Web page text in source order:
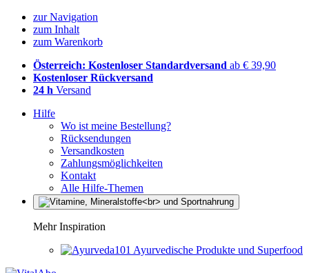
zur Navigation
zum Inhalt
zum Warenkorb
Österreich: Kostenloser Standardversand ab € 39,90
Kostenloser Rückversand
24 h Versand
Hilfe
Wo ist meine Bestellung?
Rücksendungen
Versandkosten
Zahlungsmöglichkeiten
Kontakt
Alle Hilfe-Themen
Mehr Inspiration
Ayurvedische Produkte und Superfood